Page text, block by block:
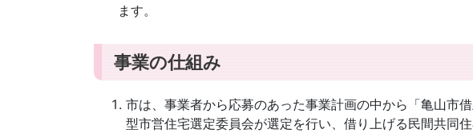
ます。
事業の仕組み
市は、事業者から応募のあった事業計画の中から「亀山市
型市営住宅選定委員会が選定を行い、借り上げる民間共同住